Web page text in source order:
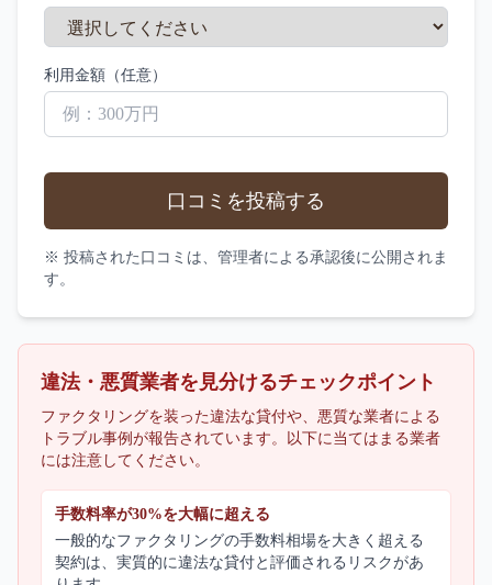
利用金額（任意）
口コミを投稿する
※ 投稿された口コミは、管理者による承認後に公開されま
す。
違法・悪質業者を見分けるチェックポイント
ファクタリングを装った違法な貸付や、悪質な業者による
トラブル事例が報告されています。以下に当てはまる業者
には注意してください。
手数料率が30%を大幅に超える
一般的なファクタリングの手数料相場を大きく超える
契約は、実質的に違法な貸付と評価されるリスクがあ